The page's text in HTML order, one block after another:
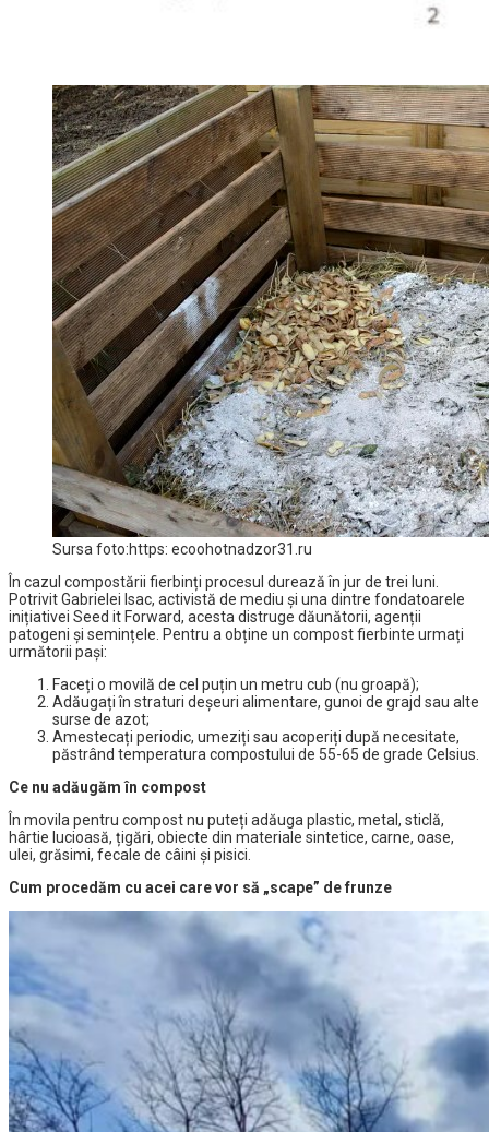
Sursa foto:https: ecoohotnadzor31.ru
În cazul compostării fierbinți procesul durează în jur de trei luni.
Potrivit Gabrielei Isac, activistă de mediu și una dintre fondatoarele
inițiativei Seed it Forward, acesta distruge dăunătorii, agenții
patogeni și semințele. Pentru a obține un compost fierbinte urmați
următorii pași:
Faceți o movilă de cel puțin un metru cub (nu groapă);
Adăugați în straturi deșeuri alimentare, gunoi de grajd sau alte
surse de azot;
Amestecați periodic, umeziți sau acoperiți după necesitate,
păstrând temperatura compostului de 55-65 de grade Celsius.
Ce nu adăugăm în compost
În movila pentru compost nu puteți adăuga plastic, metal, sticlă,
hârtie lucioasă, țigări, obiecte din materiale sintetice, carne, oase,
ulei, grăsimi, fecale de câini și pisici.
Cum procedăm cu acei care vor să „scape” de frunze